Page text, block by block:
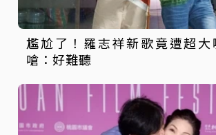
尷尬了！羅志祥新歌竟遭超大
嗆：好難聽